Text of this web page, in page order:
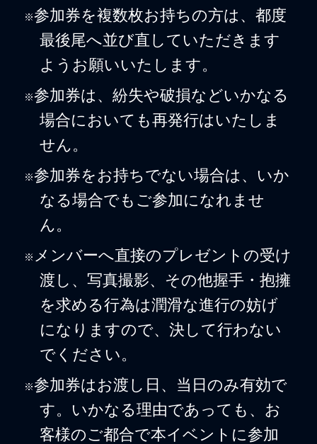
※参加券を複数枚お持ちの方は、都度
最後尾へ並び直していただきます
ようお願いいたします。
※参加券は、紛失や破損などいかなる
場合においても再発行はいたしま
せん。
※参加券をお持ちでない場合は、いか
なる場合でもご参加になれませ
ん。
※ メンバーへ直接のプレゼントの受け
渡し、写真撮影、その他握手・抱擁
を求める行為は潤滑な進行の妨げ
になりますので、決して行わない
でください。
※参加券はお渡し日、当日のみ有効で
す。いかなる理由であっても、お
客様のご都合で本イベントに参加